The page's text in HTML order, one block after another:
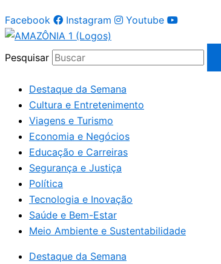
Facebook Instagram Youtube
Pesquisar
Destaque da Semana
Cultura e Entretenimento
Viagens e Turismo
Economia e Negócios
Educação e Carreiras
Segurança e Justiça
Política
Tecnologia e Inovação
Saúde e Bem-Estar
Meio Ambiente e Sustentabilidade
Destaque da Semana